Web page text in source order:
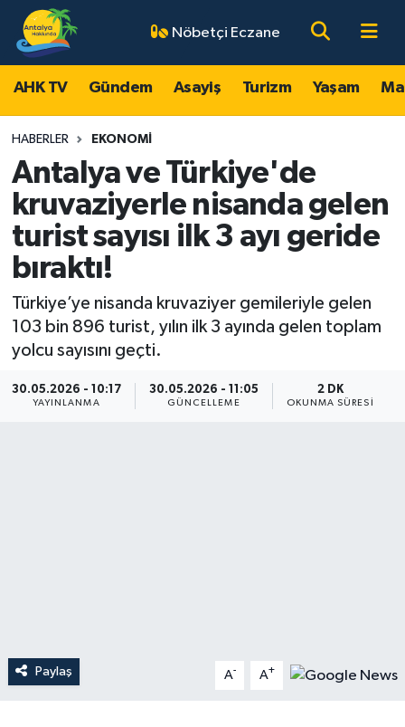
Nöbetçi Eczane
AHK TV Gündem Asayiş Turizm Yaşam
HABERLER EKONOMI
Antalya ve Türkiye'de
kruvaziyerle nisanda gelen
turist sayısı ilk 3 ayı geride
bıraktı!
Türkiye’ye nisanda kruvaziyer gemileriyle gelen
103 bin 896 turist, yılın ilk 3 ayında gelen toplam
yolcu sayısını geçti.
30.05.2026 - 10:17
YAYINLANMA
30.05.2026 - 11:05
GÜNCELLEME
2 DK
OKUNMA SÜRESI
Paylaş A- A+
AHK TV
Gündem
Asayiş
Turizm
Yaşam
Magazin
Ekonomi
Spor
Antalya Nöbetçi Eczaneler
Antalya Hava Durumu
Antalya Namaz Vakitleri
Antalya Trafik Yoğunluk Haritası
Süper Lig Puan Durumu ve Fikstür
Tüm Manşetler
Son Dakika Haberleri
Haber Arşivi